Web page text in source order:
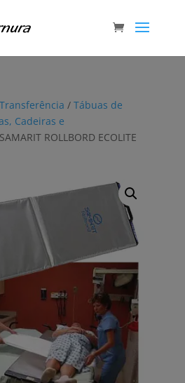
/ Tábuas de
Cadeiras e
ROLLBORD ECOLITE